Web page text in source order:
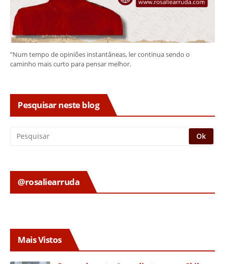
"Num tempo de opiniões instantâneas, ler continua sendo o
caminho mais curto para pensar melhor.
Pesquisar neste blog
@rosaliearruda
Mais Vistos